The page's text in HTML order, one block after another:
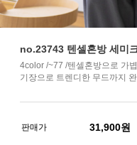
no.23743 텐셀혼방 세미
4color /~77 /텐셀혼방으로 가
기장으로 트렌디한 무드까지
판매가 31,900원